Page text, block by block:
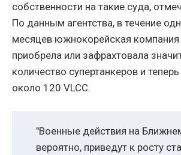
собственности на такие суда,
По данным агентства, в течение
месяцев южнокорейская компания
приобрела или зафрахтовала
количество супертанкеров и
около 120 VLCC.
"Военные действия на
вероятно, приведут к росту